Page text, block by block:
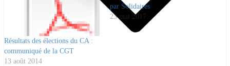
Résultats des élections du CA :
communiqué de la CGT
13 août 2014
par Solidaires
23 mai 2017